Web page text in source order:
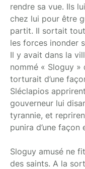
rendre sa vue. Ils
chez lui pour être
partit. Il sortait
les forces inonder
Il y avait dans la
nommé « Sloguy
torturait d’une
Sléclapios
gouverneur lui
tyrannie, et
punira d’une
Sloguy amusé ne
des saints. A la